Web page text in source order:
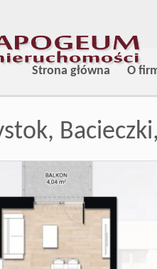
Strona główna O
Bacieczki,